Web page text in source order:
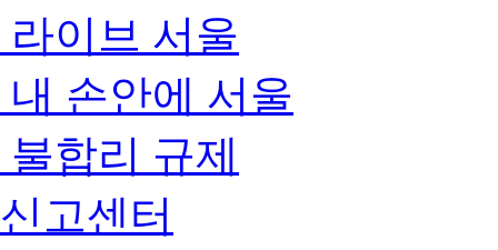
라이브 서울
내 손안에 서울
불합리 규제
신고센터